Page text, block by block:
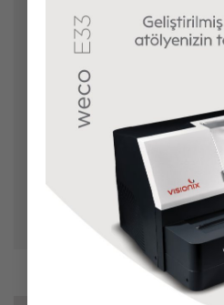
İnternet sitesi
Daha sonraki
e-posta adresim ve site adresim
kaydedilsin.